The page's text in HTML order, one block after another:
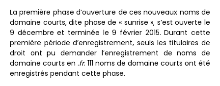
La première phase d’ouverture de ces nouveaux noms de
domaine courts, dite phase de « sunrise », s’est ouverte le
9 décembre et terminée le 9 février 2015. Durant cette
première période d’enregistrement, seuls les titulaires de
droit ont pu demander l’enregistrement de noms de
domaine courts en .fr. 111 noms de domaine courts ont été
enregistrés pendant cette phase.